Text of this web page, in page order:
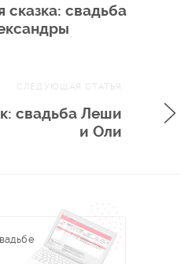
сказка: свадьба
СЛЕДУЮЩАЯ СТАТЬЯ
свадьба Леши
и Оли